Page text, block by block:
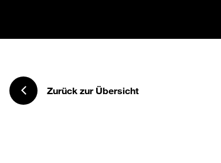
Zurück zur Übersicht